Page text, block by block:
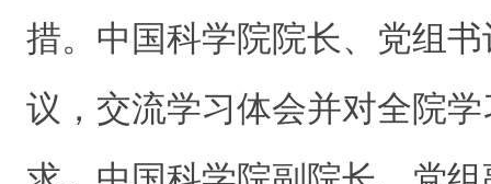
措。中国科学院院长、党组
议，交流学习体会并对全院